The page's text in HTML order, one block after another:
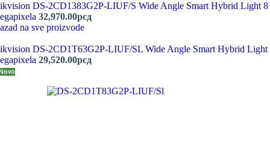
DS-2CD1383G2P-LIUF/S Wide Angle Smart Hybrid Light 8
32,970.00рсд
na sve proizvode
DS-2CD1T63G2P-LIUF/SL Wide Angle Smart Hybrid Light
29,520.00рсд